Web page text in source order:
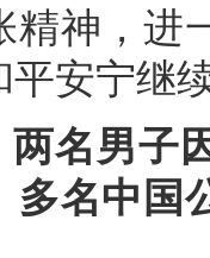
精神，进
平安宁继
名男子
多名中国